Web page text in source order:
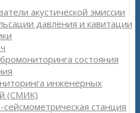
акустической эмиссии
давления и кавитации
состояния
инженерных
(СМИК)
станция